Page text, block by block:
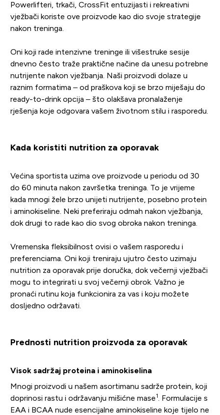
Powerlifteri, trkači, CrossFit entuzijasti i rekreativni
vježbači koriste ove proizvode kao dio svoje strategije
nakon treninga.
Oni koji rade intenzivne treninge ili višestruke sesije
dnevno često traže praktične načine da unesu potrebne
nutrijente nakon vježbanja. Naši proizvodi dolaze u
raznim formatima – od praškova koji se brzo miješaju do
ready-to-drink opcija – što olakšava pronalaženje
rješenja koje odgovara vašem životnom stilu i rasporedu.
Kada koristiti nutrition za oporavak
Većina sportista uzima ove proizvode u periodu od 30
do 60 minuta nakon završetka treninga. To je vrijeme
kada mnogi žele brzo unijeti nutrijente, posebno protein
i aminokiseline. Neki preferiraju odmah nakon vježbanja,
dok drugi to rade kao dio svog obroka nakon treninga.
Vremenska fleksibilnost ovisi o vašem rasporedu i
preferenciama. Oni koji treniraju ujutro često uzimaju
nutrition za oporavak prije doručka, dok večernji vježbači
mogu to integrirati u svoj večernji obrok. Važno je
pronaći rutinu koja funkcionira za vas i koju možete
dosljedno održavati.
Prednosti nutrition proizvoda za oporavak
Visok sadržaj proteina i aminokiselina
Mnogi proizvodi u našem asortimanu sadrže protein, koji
doprinosi rastu i održavanju mišićne mase1
. Formulacije s
EAA i BCAA nude esencijalne aminokiseline koje tijelo ne